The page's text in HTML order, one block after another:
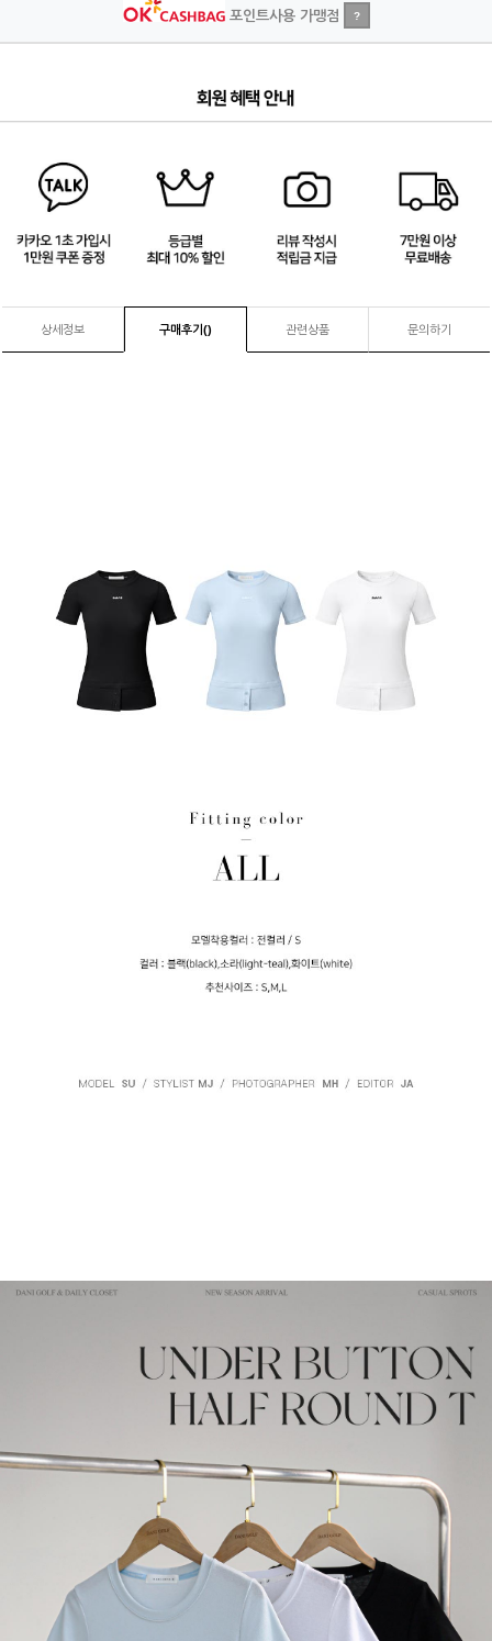
포인트사용 가맹점 ?
상세정보 구매후기() 관련상품 문의하기